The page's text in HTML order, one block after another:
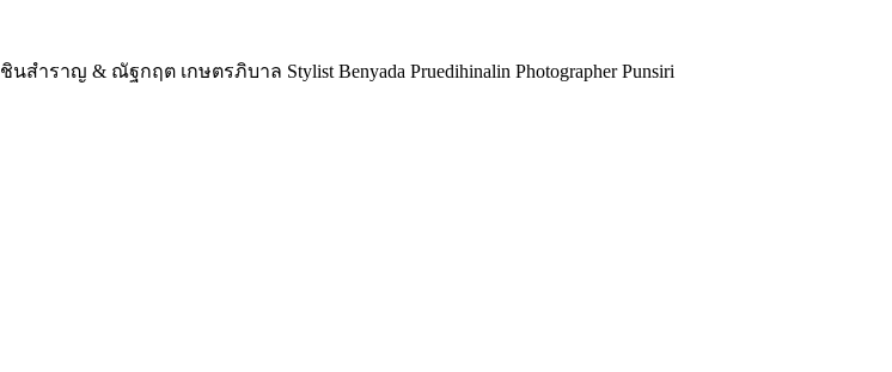
สำราญ & ณัฐกฤต เกษตรภิบาล Stylist Benyada Pruedihinalin Photographer Punsiri